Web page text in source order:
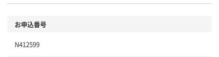
お申込番号
N412599